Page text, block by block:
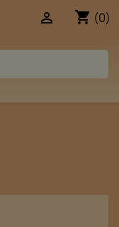
shopping_cart (0)
